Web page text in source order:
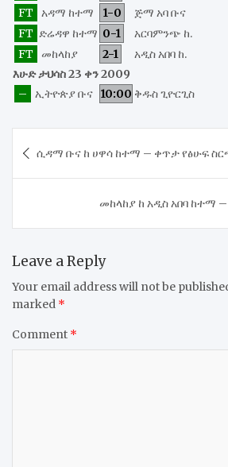
FT
አዳማ ከተማ 1-0
ጅማ አባ ቡና
FT ድሬዳዋ ከተማ 0-1
አርባምንጭ ከ.
FT
መከላከያ 2-1
አዲስ አበባ ከ.
እሁድ ታህሳስ 23 ቀን 2009
–
ኢትዮጵያ ቡና 10:00 ቅዱስ ጊዮርጊስ
navigation
ሲዳማ ቡና ከ ሀዋሳ ከተማ – ቀጥታ የፅሁፍ
መከላከያ ከ አዲስ አበባ ከተማ
Leave a Reply
Your email address will not be
marked *
Comment *